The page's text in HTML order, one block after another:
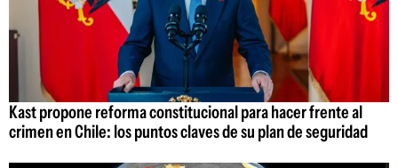
Kast propone reforma constitucional para hacer frente al
crimen en Chile: los puntos claves de su plan de seguridad